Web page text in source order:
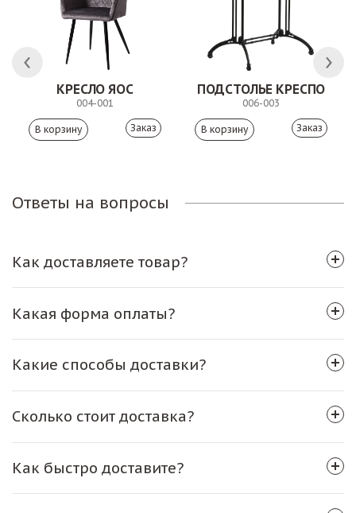
КРЕСЛО ЯОС
004-001
Заказ
ПОДСТОЛЬЕ КРЕСПО
006-003
Заказ
Ответы на вопросы
Как доставляете товар?
Какая форма оплаты?
Какие способы доставки?
Сколько стоит доставка?
Как быстро доставите?